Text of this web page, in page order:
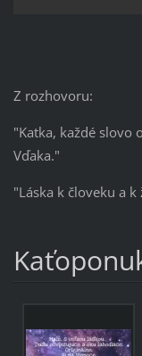
Z rozhovoru:
"Katka, každé slovo
Vďaka."
"Láska k človeku a